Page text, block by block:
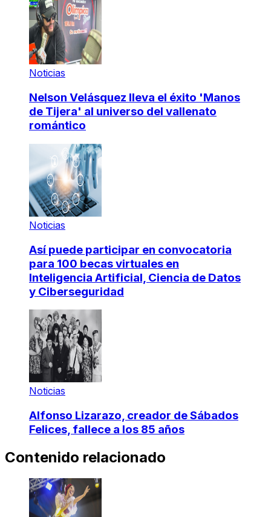
Noticias
Nelson Velásquez lleva el éxito 'Manos
de Tijera' al universo del vallenato
romántico
Noticias
Así puede participar en convocatoria
para 100 becas virtuales en
Inteligencia Artificial, Ciencia de Datos
y Ciberseguridad
Noticias
Alfonso Lizarazo, creador de Sábados
Felices, fallece a los 85 años
Contenido relacionado